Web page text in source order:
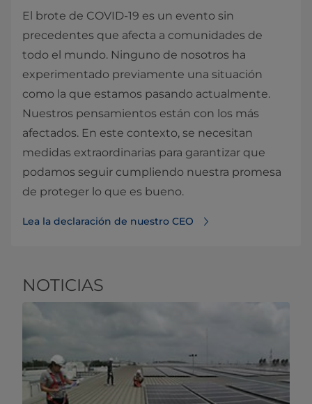
El brote de COVID-19 es un evento sin
precedentes que afecta a comunidades de
todo el mundo. Ninguno de nosotros ha
experimentado previamente una situación
como la que estamos pasando actualmente.
Nuestros pensamientos están con los más
afectados. En este contexto, se necesitan
medidas extraordinarias para garantizar que
podamos seguir cumpliendo nuestra promesa
de proteger lo que es bueno.
Lea la declaración de nuestro CEO
NOTICIAS